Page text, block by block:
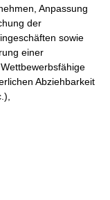
Anpassung
der
sowie
einer
Abziehbarkeit